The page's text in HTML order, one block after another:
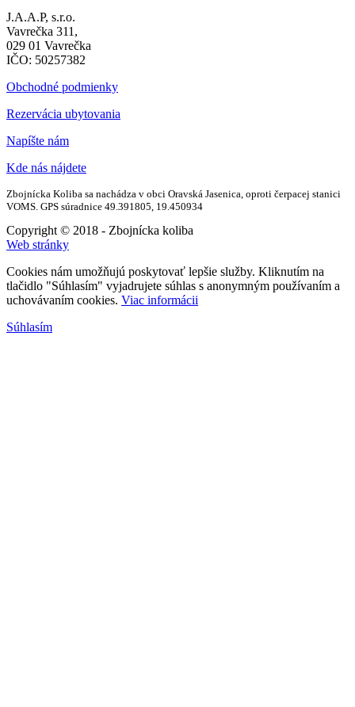
J.A.A.P, s.r.o.
Vavrečka 311,
029 01 Vavrečka
IČO: 50257382
Obchodné podmienky
Rezervácia ubytovania
Napíšte nám
Kde nás nájdete
Zbojnícka Koliba sa nachádza v obci Oravská Jasenica, oproti čerpacej stanici
VOMS. GPS súradnice 49.391805, 19.450934
Copyright © 2018 - Zbojnícka koliba
Web stránky
Cookies nám umožňujú poskytovať lepšie služby. Kliknutím na
tlačidlo "Súhlasím" vyjadrujete súhlas s anonymným používaním a
uchovávaním cookies. Viac informácii
Súhlasím